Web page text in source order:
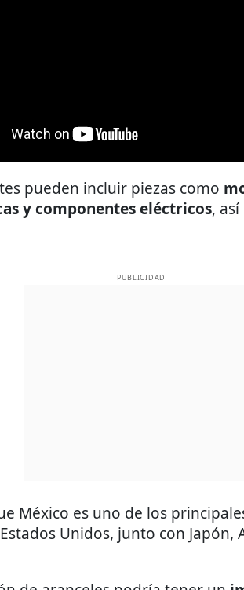
pueden incluir piezas como
y componentes eléctricos,
PUBLICIDAD
México es uno de los
Unidos, junto con Japón,